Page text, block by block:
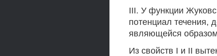
III. У функции
потенциал течения,
являющейся
Из свойств I и II